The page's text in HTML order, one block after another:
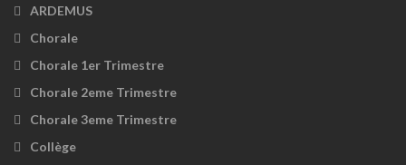
ARDEMUS
Chorale
Chorale 1er Trimestre
Chorale 2eme Trimestre
Chorale 3eme Trimestre
Collège